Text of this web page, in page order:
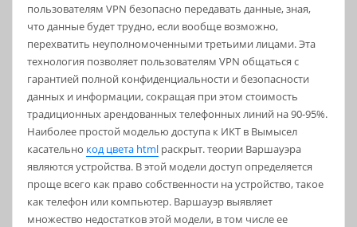
пользователям VPN безопасно передавать данные, зная,
что данные будет трудно, если вообще возможно,
перехватить неуполномоченными третьими лицами.Эта
технология позволяет пользователям VPN общаться с
гарантией полной конфиденциальности и безопасности
данных и информации, сокращая при этом стоимость
традиционных арендованных телефонных линий на 90-95%.
Наиболее простой моделью доступа к ИКТ в Вымысел
касательно код цвета htmlраскрыт. теории Варшауэра
являются устройства. В этой модели доступ определяется
проще всего как право собственности на устройство, такое
как телефон или компьютер. Варшауэр выявляет
множество недостатков этой модели, в том числе ее